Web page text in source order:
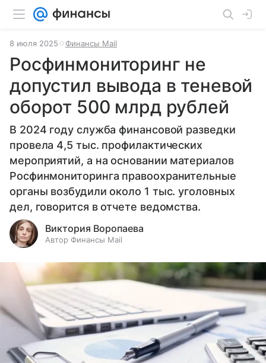
8 июля 2025 Финансы Mail
Росфинмониторинг не
допустил вывода в теневой
оборот 500 млрд рублей
В 2024 году служба финансовой разведки
провела 4,5 тыс. профилактических
мероприятий, а на основании материалов
Росфинмониторинга правоохранительные
органы возбудили около 1 тыс. уголовных
дел, говорится в отчете ведомства.
Виктория Воропаева
Автор Финансы Mail